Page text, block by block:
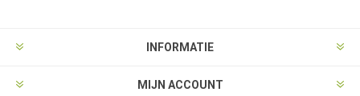
INFORMATIE
MIJN ACCOUNT